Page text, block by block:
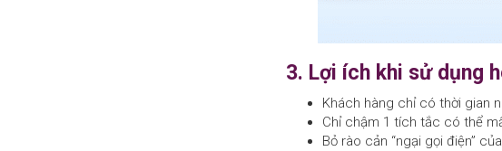
3. Lợi ích khi sử dụng
Khách hàng chỉ có thời gian
Chỉ chậm 1 tích tắc có thể
Bỏ rào cản “ngại gọi điện”